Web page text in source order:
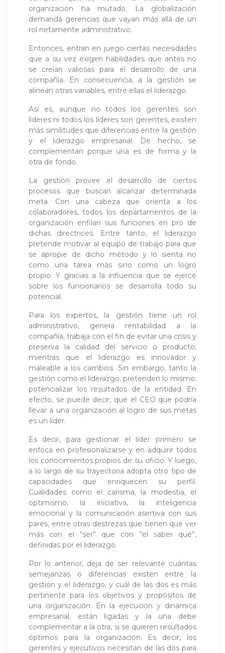
organización ha mutado. La globalización
demanda gerencias que vayan más allá de un
rol netamente administrativo.
Entonces, entran en juego ciertas necesidades
que a su vez exigen habilidades que antes no
se creían valiosas para el desarrollo de una
compañía. En consecuencia, a la gestión se
alinean otras variables, entre ellas el liderazgo.
Así es, aunque no todos los gerentes son
líderes ni todos los líderes son gerentes, existen
más similitudes que diferencias entre la gestión
y el liderazgo empresarial. De hecho, se
complementan porque una es de forma y la
otra de fondo.
La gestión provee el desarrollo de ciertos
procesos que buscan alcanzar determinada
meta. Con una cabeza que orienta a los
colaboradores, todos los departamentos de la
organización enfilan sus funciones en pro de
dichas directrices. Entre tanto, el liderazgo
pretende motivar al equipo de trabajo para que
se apropie de dicho método y lo sienta no
como una tarea más sino como un logro
propio. Y gracias a la influencia que se ejerce
sobre los funcionarios se desarrolla todo su
potencial.
Para los expertos, la gestión tiene un rol
administrativo, genera rentabilidad a la
compañía, trabaja con el fin de evitar una crisis y
preserva la calidad del servicio o producto;
mientras que el liderazgo es innovador y
maleable a los cambios. Sin embargo, tanto la
gestión como el liderazgo, pretenden lo mismo:
potencializar los resultados de la entidad. En
efecto, se puede decir, que el CEO que podría
llevar a una organización al logro de sus metas
es un líder.
Es decir, para gestionar el líder primero se
enfoca en profesionalizarse y en adquirir todos
los conocimientos propios de su oficio. Y luego,
a lo largo de su trayectoria adopta otro tipo de
capacidades que enriquecen su perfil.
Cualidades como el carisma, la modestia, el
optimismo, la iniciativa, la inteligencia
emocional y la comunicación asertiva con sus
pares, entre otras destrezas que tienen que ver
más con el “ser” que con “el saber qué”,
definidas por el liderazgo.
Por lo anterior, deja de ser relevante cuántas
semejanzas o diferencias existen entre la
gestión y el liderazgo, y cuál de las dos es más
pertinente para los objetivos y propósitos de
una organización. En la ejecución y dinámica
empresarial, están ligadas y la una debe
complementar a la otra, si se quieren resultados
óptimos para la organización. Es decir, los
gerentes y ejecutivos necesitan de las dos para